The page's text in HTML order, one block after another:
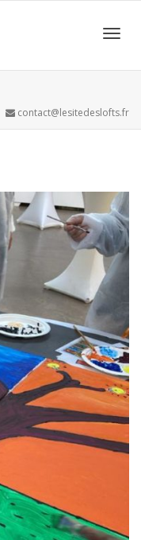
contact@lesitedeslofts.fr